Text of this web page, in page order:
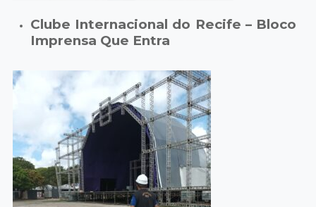
Clube Internacional do Recife – Bloco
Imprensa Que Entra